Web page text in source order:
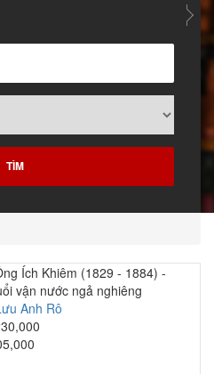
Ích Khiêm (1829 - 1884) -
vận nước ngả nghiêng
Anh Rô